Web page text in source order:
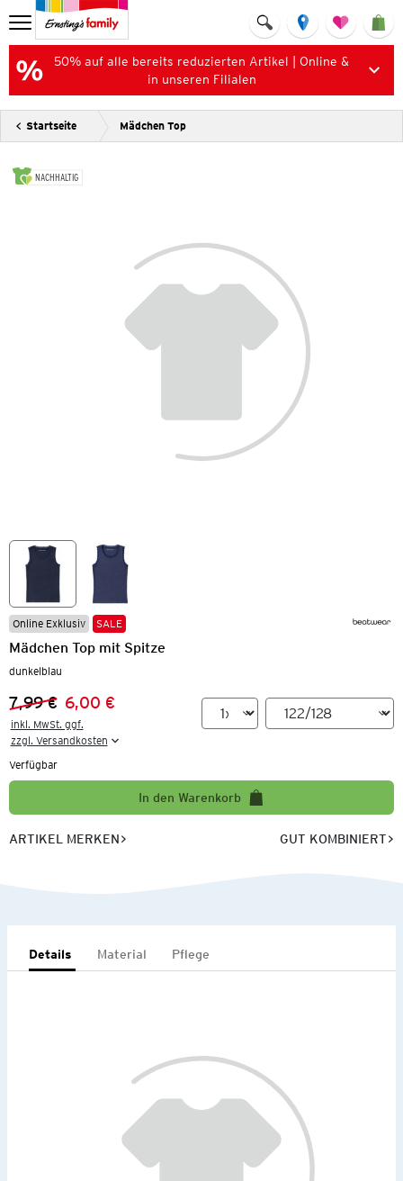
50% auf alle bereits reduzierten Artikel | Online &
in unseren Filialen
Startseite Mädchen Top
NACHHALTIG
Online Exklusiv SALE
Mädchen Top mit Spitze
dunkelblau
Vorheriger Preis:
7,99 €
Neuer Preis:
6,00 €
inkl. MwSt. ggf.
zzgl. Versandkosten
Verfügbar
In den Warenkorb
ARTIKEL MERKEN GUT KOMBINIERT
Details Material Pflege